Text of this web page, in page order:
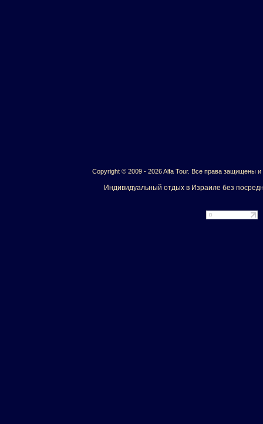
Copyright © 2009 - 2026 Alfa Tour. Все права защищены и
Индивидуальный отдых в Израиле без